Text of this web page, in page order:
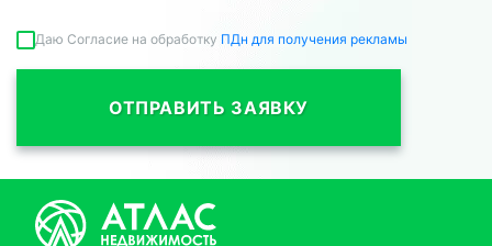
Даю Согласие на обработку ПДн для получения рекламы
ОТПРАВИТЬ ЗАЯВКУ